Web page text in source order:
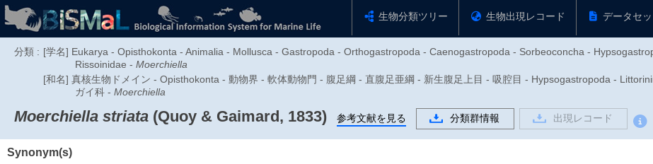
生物分類ツリー 生物出現レコード データセッ
分類 : [学名] Eukarya - Opisthokonta - Animalia - Mollusca - Gastropoda - Orthogastropoda - Caenogastropoda - Sorbeoconcha -
Rissoinidae - Moerchiella
[和名] 真核生物ドメイン - Opisthokonta - 動物界 - 軟体動物門 - 腹足綱 - 直腹足亜綱 - 新生腹足上目 - 吸腔目 - Hypsogastropoda -
ガイ科 - Moerchiella
Moerchiella striata (Quoy & Gaimard, 1833) 参考文献を見る 分類群情報 出現レコード
Synonym(s)